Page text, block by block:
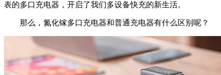
表的多口充电器，开启了我们多设备快充的新生活。
那么，氮化镓多口充电器和普通充电器有什么区别呢？